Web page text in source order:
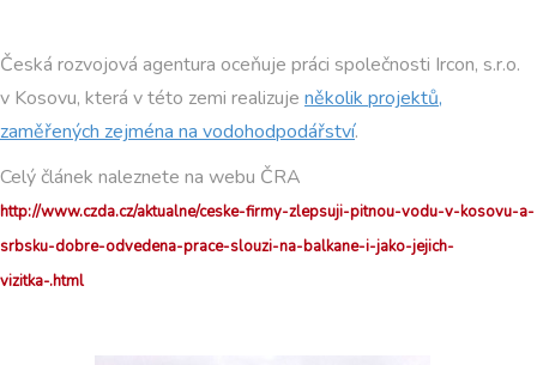
Česká rozvojová agentura oceňuje práci společnosti Ircon, s.r.o.
v Kosovu, která v této zemi realizuje několik projektů,
zaměřených zejména na vodohodpodářství.
Celý článek naleznete na webu ČRA
http://www.czda.cz/aktualne/ceske-firmy-zlepsuji-pitnou-vodu-v-kosovu-a-
srbsku-dobre-odvedena-prace-slouzi-na-balkane-i-jako-jejich-
vizitka-.html